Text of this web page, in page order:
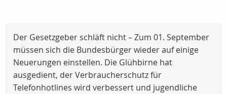
Der Gesetzgeber schläft nicht – Zum 01. September
müssen sich die Bundesbürger wieder auf einige
Neuerungen einstellen. Die Glühbirne hat
ausgedient, der Verbraucherschutz für
Telefonhotlines wird verbessert und jugendliche